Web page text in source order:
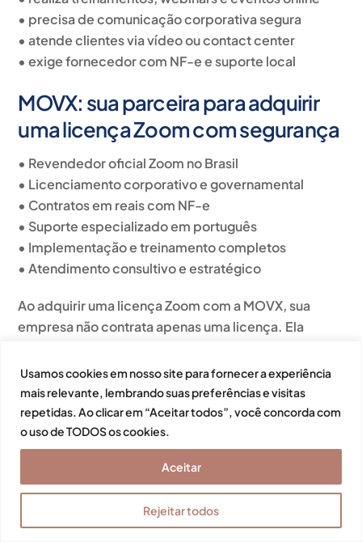
Usamos cookies em nosso site para fornecer a experiência
mais relevante, lembrando suas preferências e visitas
repetidas. Ao clicar em “Aceitar todos”, você concorda com
o uso de TODOS os cookies.
Rejeitar todos
Aceitar
• precisa de comunicação corporativa segura
• atende clientes via vídeo ou contact center
• exige fornecedor com NF-e e suporte local
MOVX: sua parceira para adquirir
uma licença Zoom com segurança
• Revendedor oficial Zoom no Brasil
• Licenciamento corporativo e governamental
• Contratos em reais com NF-e
• Suporte especializado em português
• Implementação e treinamento completos
• Atendimento consultivo e estratégico
Ao adquirir uma licença Zoom com a MOVX, sua
empresa não contrata apenas uma licença. Ela
corporativa confiável, escalável e pronta para
crescer junto com o negócio.
Perguntas frequentes sobre
adquirir uma licença Zoom
Como adquirir uma licença Zoom para
uma empresa no Brasil?